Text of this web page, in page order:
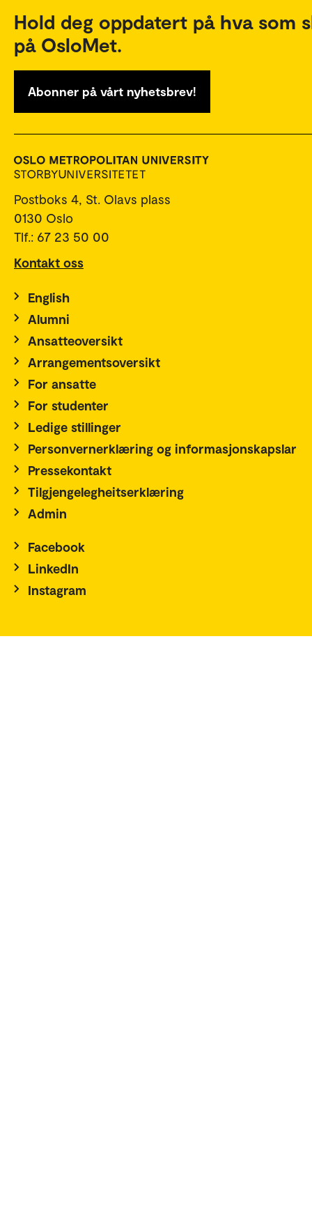
Hold deg oppdatert på hva som
på OsloMet.
Abonner på vårt nyhetsbrev!
Postboks 4, St. Olavs plass
0130 Oslo
Tlf.: 67 23 50 00
Kontakt oss
English
Alumni
Ansatteoversikt
Arrangementsoversikt
For ansatte
For studenter
Ledige stillinger
Personvernerklæring og informasjonskapslar
Pressekontakt
Tilgjengelegheitserklæring
Admin
Facebook
LinkedIn
Instagram